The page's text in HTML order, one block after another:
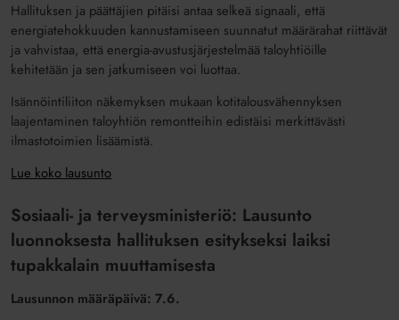
Hallituksen ja päättäjien pitäisi antaa selkeä signaali, että
energiatehokkuuden kannustamiseen suunnatut määrärahat riittävät
ja vahvistaa, että energia-avustusjärjestelmää taloyhtiöille
kehitetään ja sen jatkumiseen voi luottaa.
Isännöintiliiton näkemyksen mukaan kotitalousvähennyksen
laajentaminen taloyhtiön remontteihin edistäisi merkittävästi
ilmastotoimien lisäämistä.
Lue koko lausunto
Sosiaali- ja terveysministeriö: Lausunto
luonnoksesta hallituksen esitykseksi laiksi
tupakkalain muuttamisesta
Lausunnon määräpäivä: 7.6.